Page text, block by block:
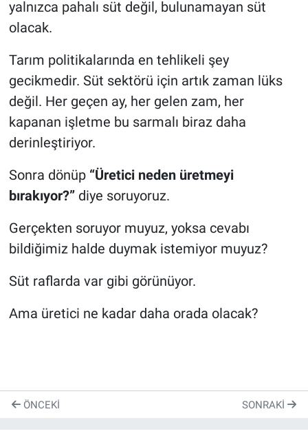
yalnızca pahalı süt değil, bulunamayan süt
olacak.
Tarım politikalarında en tehlikeli şey
gecikmedir. Süt sektörü için artık zaman lüks
değil. Her geçen ay, her gelen zam, her
kapanan işletme bu sarmalı biraz daha
derinleştiriyor.
Sonra dönüp “Üretici neden üretmeyi
bırakıyor?” diye soruyoruz.
Gerçekten soruyor muyuz, yoksa cevabı
bildiğimiz halde duymak istemiyor muyuz?
Süt raflarda var gibi görünüyor.
Ama üretici ne kadar daha orada olacak?
ÖNCEKI SONRAKI